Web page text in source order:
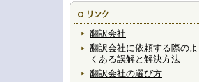
翻訳会社
翻訳会社に依頼する際のよ
くある誤解と解決方法
翻訳会社の選び方